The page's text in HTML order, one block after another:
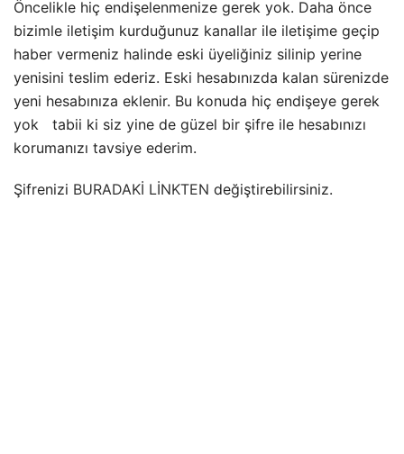
Öncelikle hiç endişelenmenize gerek yok. Daha önce
bizimle iletişim kurduğunuz kanallar ile iletişime geçip
haber vermeniz halinde eski üyeliğiniz silinip yerine
yenisini teslim ederiz. Eski hesabınızda kalan sürenizde
yeni hesabınıza eklenir. Bu konuda hiç endişeye gerek
yok tabii ki siz yine de güzel bir şifre ile hesabınızı
korumanızı tavsiye ederim.
Şifrenizi BURADAKİ LİNKTEN değiştirebilirsiniz.